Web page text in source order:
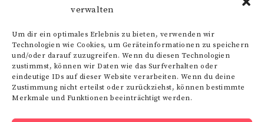
verwalten
Um dir ein optimales Erlebnis zu bieten, verwenden wir
Technologien wie Cookies, um Geräteinformationen zu speichern
und/oder darauf zuzugreifen. Wenn du diesen Technologien
zustimmst, können wir Daten wie das Surfverhalten oder
eindeutige IDs auf dieser Website verarbeiten. Wenn du deine
Zustimmung nicht erteilst oder zurückziehst, können bestimmte
Merkmale und Funktionen beeinträchtigt werden.
Riboflavin-Nahrungsergänzungsmittel
Alle Schlagwörter